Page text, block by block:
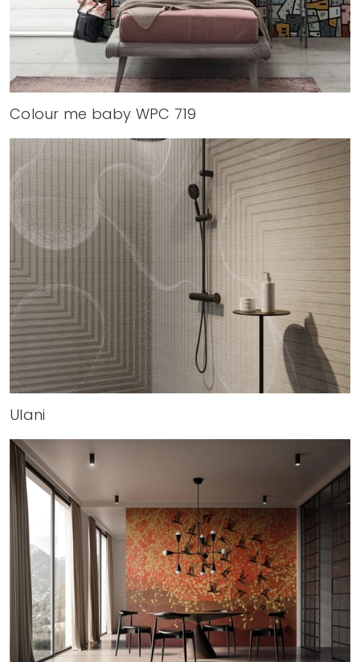
Colour me baby WPC 719
Ulani